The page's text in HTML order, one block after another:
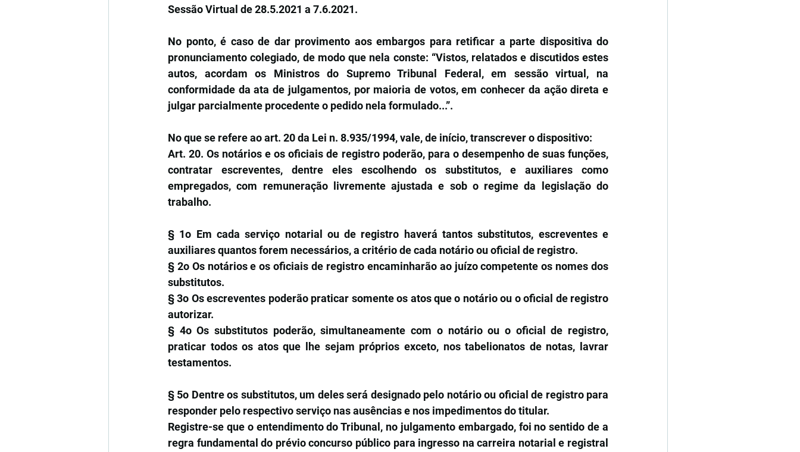
Sessão Virtual de 28.5.2021 a 7.6.2021.
No ponto, é caso de dar provimento aos embargos para retificar a parte dispositiva do
pronunciamento colegiado, de modo que nela conste: “Vistos, relatados e discutidos estes
autos, acordam os Ministros do Supremo Tribunal Federal, em sessão virtual, na
conformidade da ata de julgamentos, por maioria de votos, em conhecer da ação direta e
julgar parcialmente procedente o pedido nela formulado...”.
No que se refere ao art. 20 da Lei n. 8.935/1994, vale, de início, transcrever o dispositivo:
Art. 20. Os notários e os oficiais de registro poderão, para o desempenho de suas funções,
contratar escreventes, dentre eles escolhendo os substitutos, e auxiliares como
empregados, com remuneração livremente ajustada e sob o regime da legislação do
trabalho.
§ 1o Em cada serviço notarial ou de registro haverá tantos substitutos, escreventes e
auxiliares quantos forem necessários, a critério de cada notário ou oficial de registro.
§ 2o Os notários e os oficiais de registro encaminharão ao juízo competente os nomes dos
substitutos.
§ 3o Os escreventes poderão praticar somente os atos que o notário ou o oficial de registro
autorizar.
§ 4o Os substitutos poderão, simultaneamente com o notário ou o oficial de registro,
praticar todos os atos que lhe sejam próprios exceto, nos tabelionatos de notas, lavrar
testamentos.
§ 5o Dentre os substitutos, um deles será designado pelo notário ou oficial de registro para
responder pelo respectivo serviço nas ausências e nos impedimentos do titular.
Registre-se que o entendimento do Tribunal, no julgamento embargado, foi no sentido de a
regra fundamental do prévio concurso público para ingresso na carreira notarial e registral